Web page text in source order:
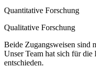
Quantitative Forschung
Qualitative Forschung
Beide Zugangsweisen sind
Unser Team hat sich für die
entschieden.